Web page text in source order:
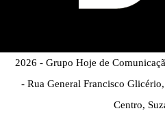
2026 - Grupo Hoje de
- Rua General Francisco
Centro,